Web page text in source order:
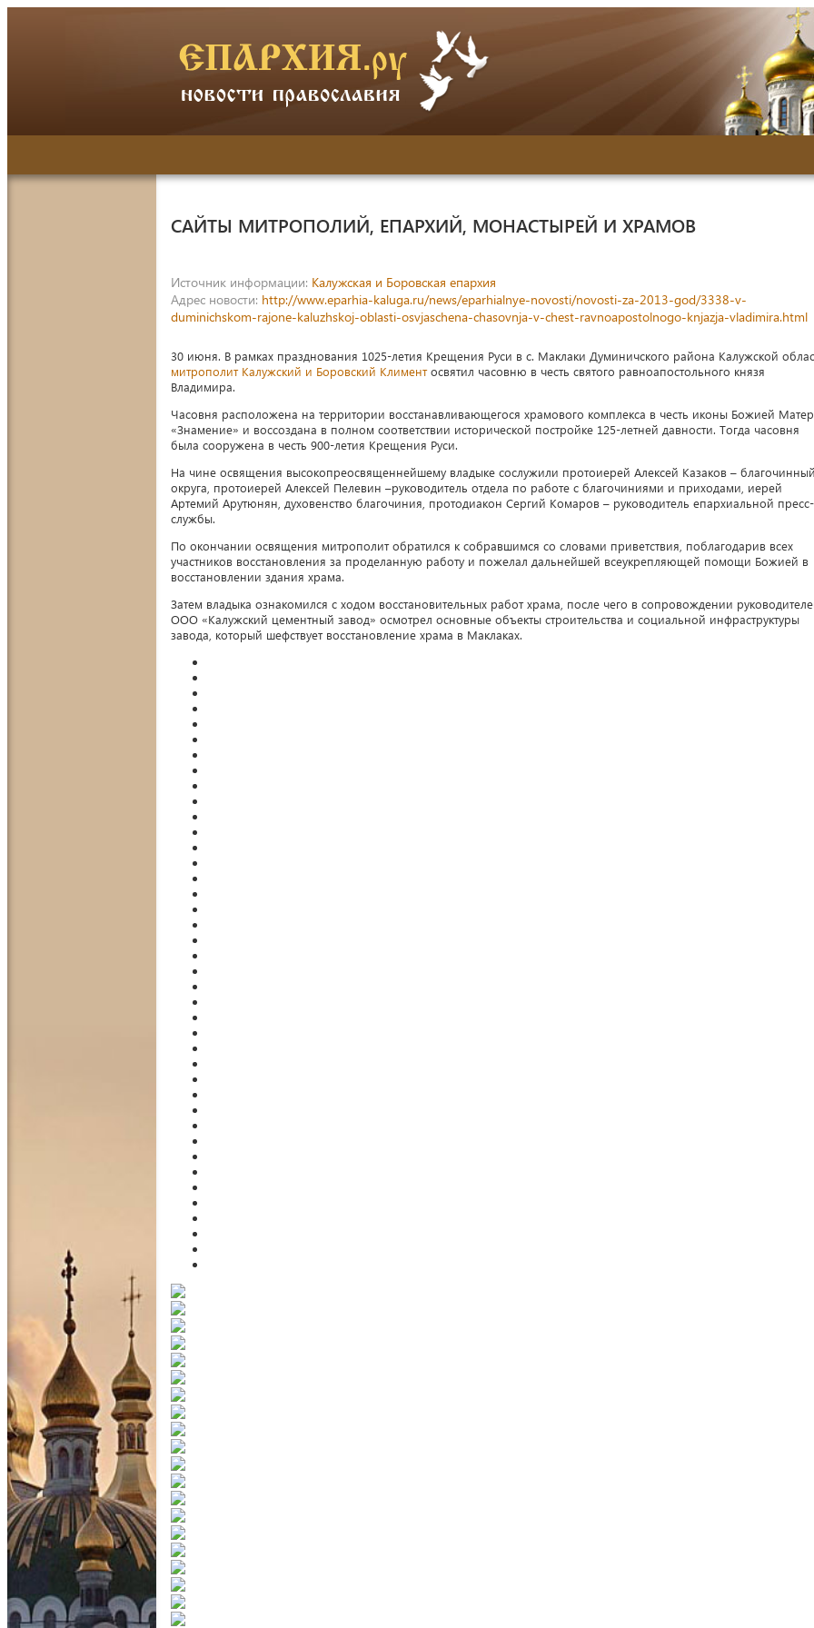
САЙТЫ МИТРОПОЛИЙ, ЕПАРХИЙ, МОНАСТЫРЕЙ И ХРАМОВ
Источник информации: Калужская и Боровская епархия
Адрес новости: http://www.eparhia-kaluga.ru/news/eparhialnye-novosti/novosti-za-2013-god/3338-v-
duminichskom-rajone-kaluzhskoj-oblasti-osvjaschena-chasovnja-v-chest-ravnoapostolnogo-knjazja-vladimira.html
30 июня. В рамках празднования 1025-летия Крещения Руси в с. Маклаки Думиничского района Калужской
митрополит Калужский и Боровский Климентосвятил часовню в честь святого равноапостольного князя
Владимира.
Часовня расположена на территории восстанавливающегося храмового комплекса в честь иконы Божией
«Знамение» и воссоздана в полном соответствии исторической постройке 125-летней давности. Тогда часовня
была сооружена в честь 900-летия Крещения Руси.
На чине освящения высокопреосвященнейшему владыке сослужили протоиерей Алексей Казаков – благочинный
округа, протоиерей Алексей Пелевин –руководитель отдела по работе с благочиниями и приходами, иерей
Артемий Арутюнян, духовенство благочиния, протодиакон Сергий Комаров – руководитель епархиальной пресс-
службы.
По окончании освящения митрополит обратился к собравшимся со словами приветствия, поблагодарив всех
участников восстановления за проделанную работу и пожелал дальнейшей всеукрепляющей помощи Божией в
восстановлении здания храма.
Затем владыка ознакомился с ходом восстановительных работ храма, после чего в сопровождении
ООО «Калужский цементный завод» осмотрел основные объекты строительства и социальной инфраструктуры
завода, который шефствует восстановление храма в Маклаках.